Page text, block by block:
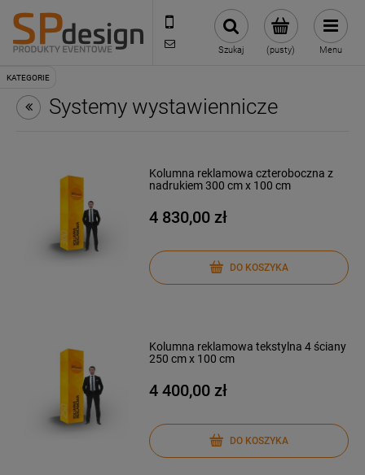
221002030
sklep@reklamydrukarnia.pl
(pusty)
Szukaj Menu
Systemy wystawiennicze
Kolumna reklamowa czteroboczna z
nadrukiem 300 cm x 100 cm
4 830,00 zł
DO KOSZYKA
Kolumna reklamowa tekstylna 4 ściany
250 cm x 100 cm
4 400,00 zł
DO KOSZYKA